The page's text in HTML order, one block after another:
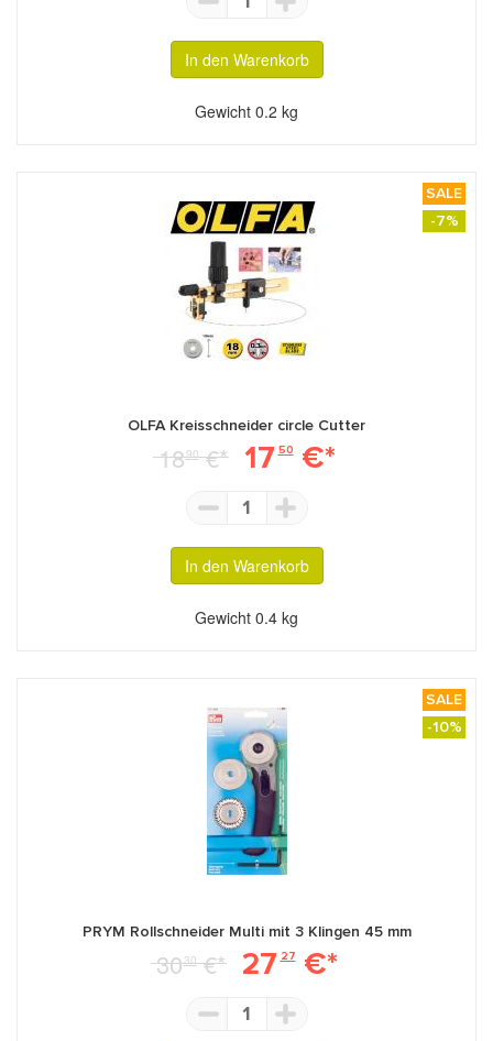
In den Warenkorb
Gewicht 0.2 kg
SALE
-7%
OLFA Kreisschneider circle Cutter
1890€* 17 50€*
1
In den Warenkorb
Gewicht 0.4 kg
SALE
-10%
PRYM Rollschneider Multi mit 3 Klingen 45 mm
3030€* 27 27€*
1